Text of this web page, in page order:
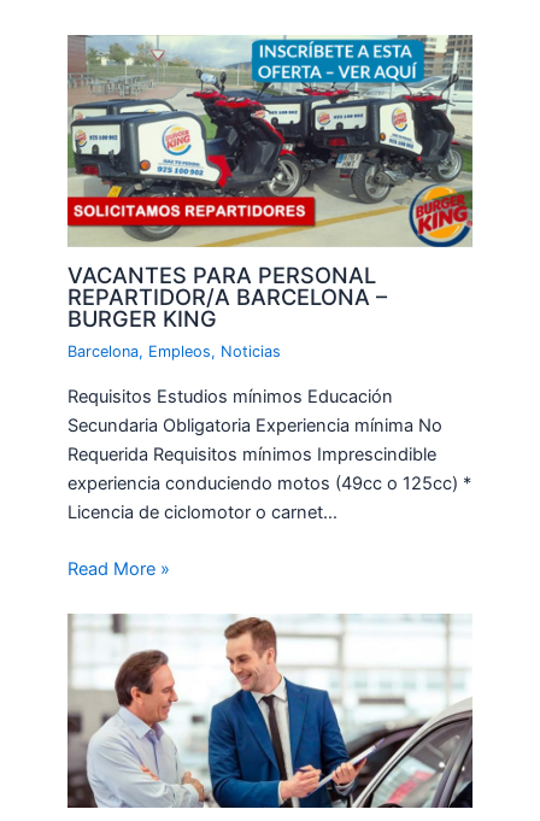
VACANTES PARA PERSONAL
REPARTIDOR/A BARCELONA –
BURGER KING
Barcelona, Empleos, Noticias
Requisitos Estudios mínimos Educación
Secundaria Obligatoria Experiencia mínima No
Requerida Requisitos mínimos Imprescindible
experiencia conduciendo motos (49cc o 125cc) *
Licencia de ciclomotor o carnet…
Read More »